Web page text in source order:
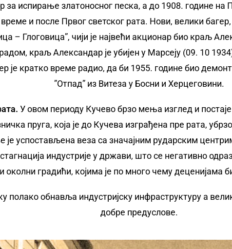
за испирање златоносног песка, а до 1908. године на
и после Првог светског рата. Нови, велики
– Глоговица”, чији је највећи акционар био краљ
краљ Александар је убијен у Марсеју (09. 10
је кратко време радио, да би 1955. године био
”Отпад” из Витеза у Босни и Херцеговини.
У овом периоду Кучево брзо мења изглед и
пруга, која је до Кучева изграђена пре рата,
успостављена веза са значајним рударским
индустрије у држави, што се негативно
околни градићи, којима је по много чему деценијама
полако обнавља индустријску инфраструктуру а
добре предуслове.